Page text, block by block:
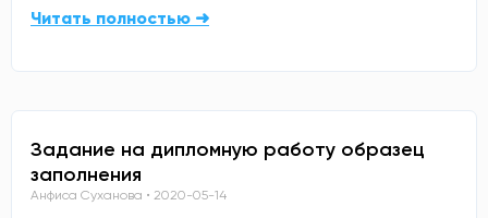
Читать полностью ➜
Задание на дипломную работу образец
заполнения
Анфиса Суханова 2020-05-14